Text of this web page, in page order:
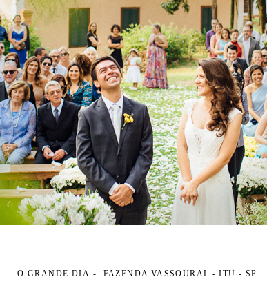
O GRANDE DIA FAZENDA VASSOURAL - ITU - SP